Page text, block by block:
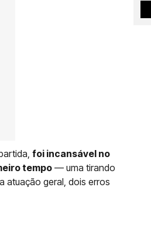
foi incansável no
tempo— uma tirando
atuação geral, dois erros